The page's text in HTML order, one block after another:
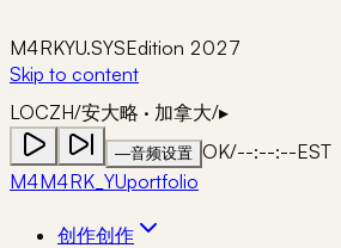
M4RKYU.SYSEdition 2027
Skip to content
LOCZH/安大略 · 加拿大/▸
—音频设置 OK/--:--:--EST
M4M4RK_YUportfolio
创作创作